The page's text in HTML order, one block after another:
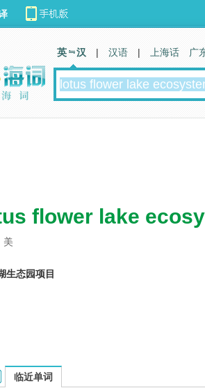
flower lake
美
生态园项目
flower lake ecosystem park的相关资料：
临近单词
英 汉 | 汉语 | 上海话 广